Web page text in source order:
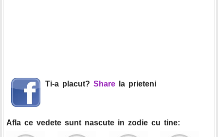
Ti-a placut? Share la prieteni
Afla ce vedete sunt nascute in zodie cu tine: